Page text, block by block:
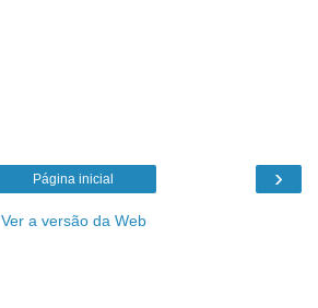
›
Página inicial
Ver a versão da Web